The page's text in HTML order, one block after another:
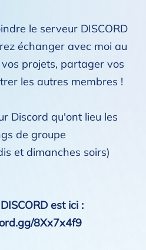
le serveur DISCORD
échanger avec moi au
projets, partager vos
les autres membres !
Discord qu'ont lieu les
de groupe
et dimanches soirs)
est ici :
8Xx7x4f9